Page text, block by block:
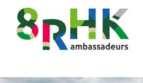
Doorgaan
naar
inhoud